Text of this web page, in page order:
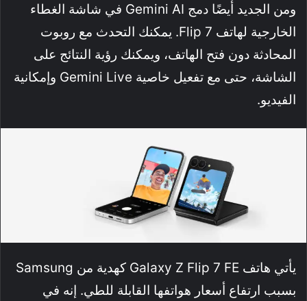
ومن الجديد أيضًا دمج Gemini AI في شاشة الغطاء
الخارجية لهاتف Flip 7. يمكنك التحدث مع روبوت
المحادثة دون فتح الهاتف، ويمكنك رؤية النتائج على
الشاشة، حتى مع تفعيل خاصية Gemini Live وإمكانية
الفيديو.
يأتي هاتف Galaxy Z Flip 7 FE كهدية من Samsung
بسبب ارتفاع أسعار هواتفها القابلة للطي. إنه في